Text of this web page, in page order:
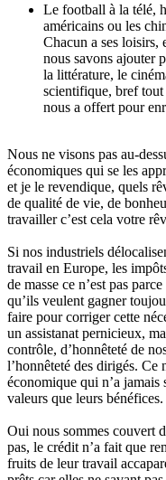
Le football à la télé,
américains ou les
Chacun a ses loisirs,
nous savons ajouter
la littérature, le
scientifique, bref tout
nous a offert pour
Nous ne visons pas au-
économiques qui se les
et je le revendique, quels
de qualité de vie, de
travailler c’est cela votre
Si nos industriels
travail en Europe, les
de masse ce n’est pas
qu’ils veulent gagner
faire pour corriger cette
un assistanat pernicieux,
contrôle, d’honnêteté de
l’honnêteté des dirigés. Ce
économique qui n’a jamais
valeurs que leurs bénéfices.
Oui nous sommes couvert
pas, le crédit n’a fait que
fruits de leur travail